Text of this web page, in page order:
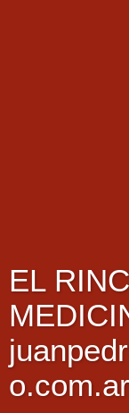
EL
o.com.ar